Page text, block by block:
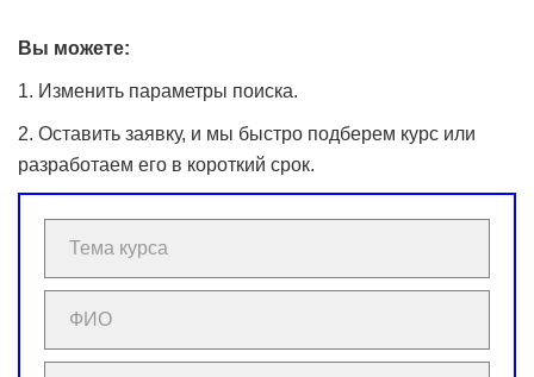
Вы можете:
1. Изменить параметры поиска.
2. Оставить заявку, и мы быстро подберем курс или
разработаем его в короткий срок.